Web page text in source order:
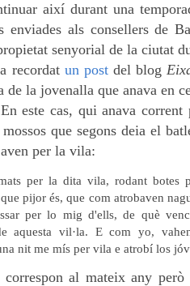
així durant una
enviades als consellers de
senyorial de la ciutat
recordat un postdel blog
de la jovenalla que anava en
este cas, qui anava
que segons deia el
per la vila:
per la dita vila, rodant botes
pijor és, que com atrobaven
per lo mig d'ells, de què
aquesta vil·la. E com yo,
nit me mís per vila e atrobí los
correspon al mateix any